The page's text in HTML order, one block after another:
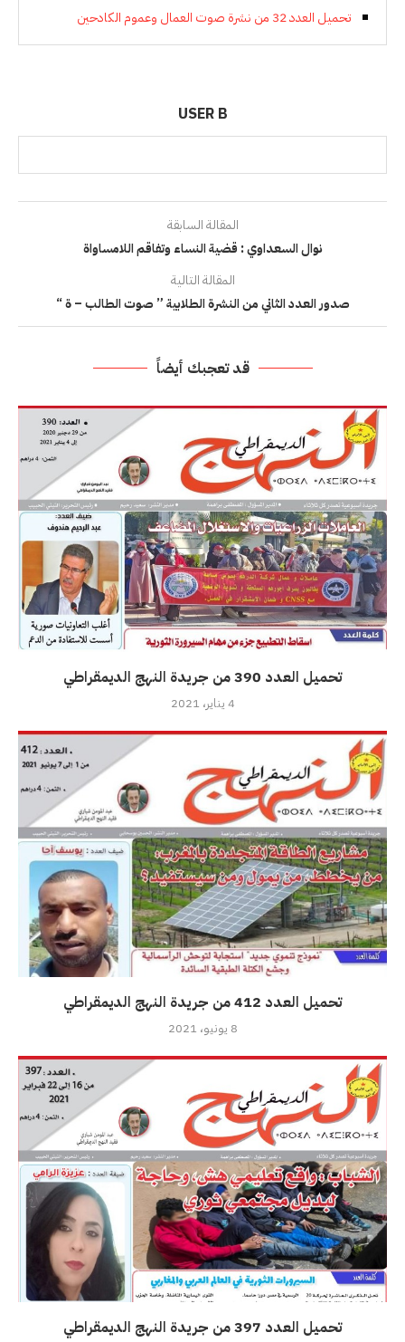
تحميل العدد 32 من نشرة صوت العمال وعموم الكادحين
USER B
المقالة السابقة
نوال السعداوي : قضية النساء وتفاقم اللامساواة
المقالة التالية
صدور العدد الثاني من النشرة الطلابية ” صوت الطالب – ة “
قد تعجبك أيضاً
تحميل العدد 390 من جريدة النهج الديمقراطي
4 يناير، 2021
تحميل العدد 412 من جريدة النهج الديمقراطي
8 يونيو، 2021
تحميل العدد 397 من جريدة النهج الديمقراطي